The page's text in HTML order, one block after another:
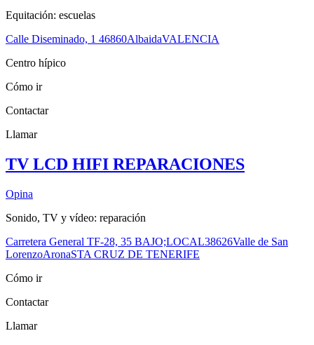
Equitación: escuelas
Calle Diseminado, 1 46860AlbaidaVALENCIA
Centro hípico
Cómo ir
Contactar
Llamar
TV LCD HIFI REPARACIONES
Opina
Sonido, TV y vídeo: reparación
Carretera General TF-28, 35 BAJO;LOCAL38626Valle de San
LorenzoAronaSTA CRUZ DE TENERIFE
Cómo ir
Contactar
Llamar